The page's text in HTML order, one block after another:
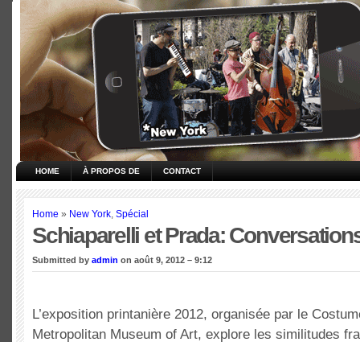
HOME À PROPOS DE CONTACT
Home » New York, Spécial
Schiaparelli et Prada:
Submitted by admin on août 9, 2012 – 9:12
L’exposition printanière 2012, organisée par le
Metropolitan Museum of Art, explore les similitudes